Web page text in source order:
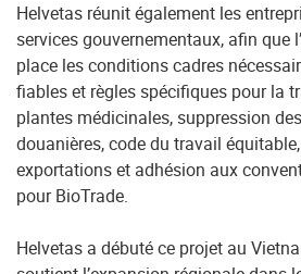
Helvetas réunit également les
services gouvernementaux, afin que
place les conditions cadres
fiables et règles spécifiques pour la
plantes médicinales, suppression
douanières, code du travail
exportations et adhésion aux
pour BioTrade.
Helvetas a débuté ce projet au